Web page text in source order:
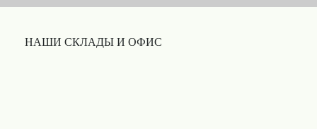
НАШИ СКЛАДЫ И ОФИС